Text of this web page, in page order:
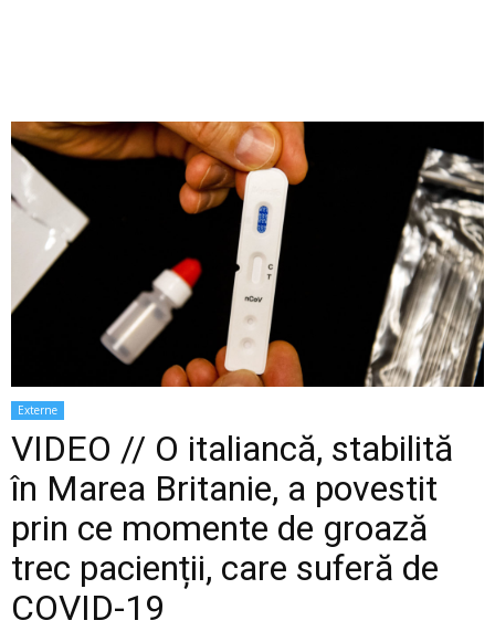
Externe
VIDEO // O italiancă, stabilită
în Marea Britanie, a povestit
prin ce momente de groază
trec pacienții, care suferă de
COVID-19